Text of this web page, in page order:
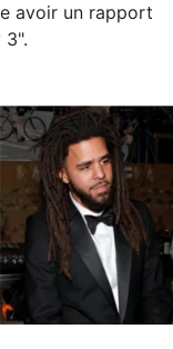
avoir un rapport
3".